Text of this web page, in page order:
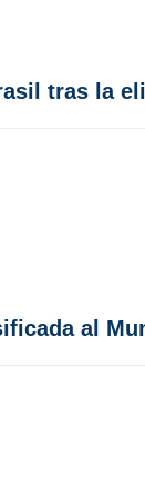
tras la
al